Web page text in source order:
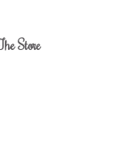
Store